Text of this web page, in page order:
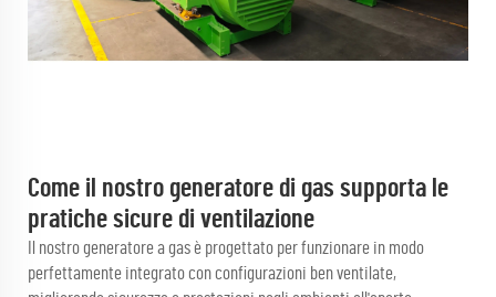
Come il nostro generatore di gas supporta le
pratiche sicure di ventilazione
Il nostro generatore a gas è progettato per funzionare in modo
perfettamente integrato con configurazioni ben ventilate,